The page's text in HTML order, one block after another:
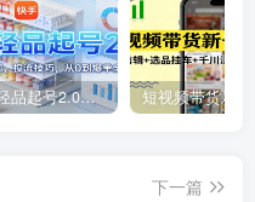
快手年轻品起号2.0：养号选品，剪辑封面，投流技巧，从0到爆单全流程
下一篇